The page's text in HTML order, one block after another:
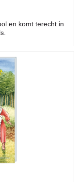
en komt terecht in